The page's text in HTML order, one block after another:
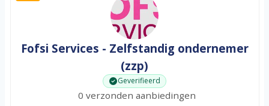
Fofsi Services - Zelfstandig ondernemer
(zzp)
Geverifieerd
0 verzonden aanbiedingen